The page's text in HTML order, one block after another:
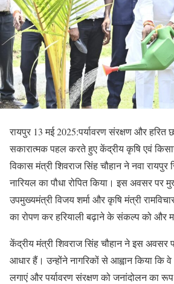
रायपुर 13 मई 2025:पर्यावरण संरक्षण और हरित
सकारात्मक पहल करते हुए केंद्रीय कृषि एवं
विकास मंत्री शिवराज सिंह चौहान ने नवा
नारियल का पौधा रोपित किया। इस अवसर पर
उपमुख्यमंत्री विजय शर्मा और कृषि मंत्री
का रोपण कर हरियाली बढ़ाने के संकल्प को और
केंद्रीय मंत्री शिवराज सिंह चौहान ने इस अवसर
आधार हैं। उन्होंने नागरिकों से आह्वान किया कि
लगाएं और पर्यावरण संरक्षण को जनांदोलन का